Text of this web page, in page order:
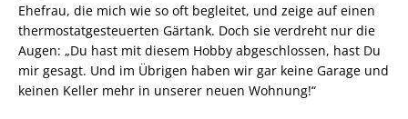
Ehefrau, die mich wie so oft begleitet, und zeige auf einen
thermostatgesteuerten Gärtank. Doch sie verdreht nur die
Augen: „Du hast mit diesem Hobby abgeschlossen, hast Du
mir gesagt. Und im Übrigen haben wir gar keine Garage und
keinen Keller mehr in unserer neuen Wohnung!“